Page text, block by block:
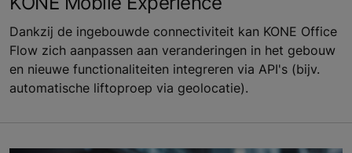
Dankzij de ingebouwde connectiviteit kan KONE Office
Flow zich aanpassen aan veranderingen in het gebouw
en nieuwe functionaliteiten integreren via API's (bijv.
automatische liftoproep via geolocatie).